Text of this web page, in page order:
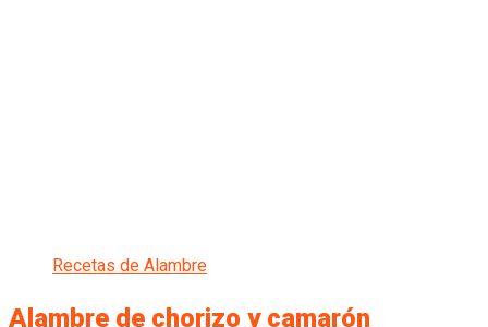
Recetas de Alambre
Alambre de chorizo y camarón